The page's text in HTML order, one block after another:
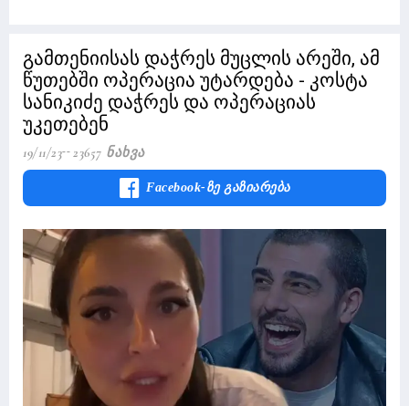
გამთენიისას დაჭრეს მუცლის არეში, ამ
წუთებში ოპერაცია უტარდება - კოსტა
სანიკიძე დაჭრეს და ოპერაციას
უკეთებენ
19/11/23 23657 Ნახვა
Facebook-Ზე Გაზიარება